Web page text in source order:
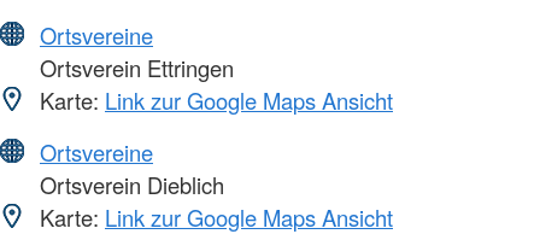
Ortsvereine
Ortsverein Ettringen
Karte: Link zur Google Maps Ansicht
Ortsvereine
Ortsverein Dieblich
Karte: Link zur Google Maps Ansicht